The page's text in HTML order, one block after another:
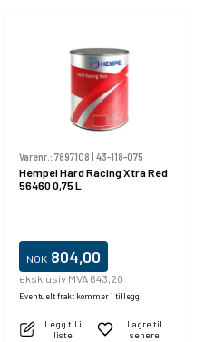
Varenr.: 7897108 43-118-075
Hempel Hard Racing Xtra Red
56460 0,75 L
NOK 804,00
eksklusiv MVA 643,20
Eventuelt frakt kommer i tillegg.
Legg til i
liste
Lagre til
senere